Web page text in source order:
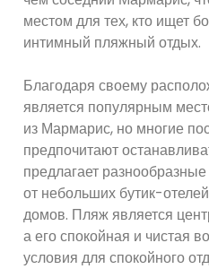
местом для тех, кто ищет
интимный пляжный отдых.
Благодаря своему
является популярным
из Мармарис, но многие
предпочитают
предлагает
от небольших бутик-
домов. Пляж является
а его спокойная и чистая
условия для спокойного